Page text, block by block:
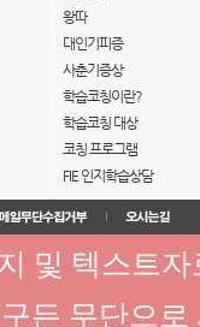
왕따
대인기피증
사춘기증상
학습코칭이란?
학습코칭 대상
코칭 프로그램
FIE 인지학습상담
및 텍스트
든 무단으